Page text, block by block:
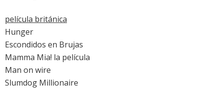
película británica
Hunger
Escondidos en Brujas
Mamma Mia! la película
Man on wire
Slumdog Millionaire